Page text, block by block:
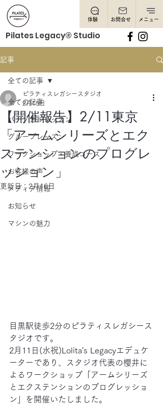
体験 お問合せ メニュー
Pilates Legacy® Studio
記事
全ての記事
パーソナルレッスン
グループレッスン
ワークショップ・養成コース
お客様の声
メディア情報
お知らせ
マシンの魅力
全ての記事
【開催報告】2/11東京
「アームシリーズとエク
ステンションのプログレ
ッション」
ピラティスレガシースタジオ
2月15日
更新日： 2月16日
目黒駅徒歩2分のピラティスレガシース
タジオです。
2月11日(水祝)Lolita's Legacyエデュケ
ーターであり、スタジオ代表の櫻井に
よるワークショップ「アームシリーズ
とエクステンションのプログレッショ
ン」を開催いたしました。